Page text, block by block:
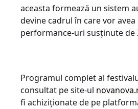
aceasta formează un sistem
devine cadrul în care vor
performance-uri susținute de
Programul complet al
consultat pe site-ul
fi achiziționate de pe